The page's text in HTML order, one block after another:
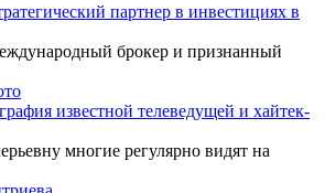
партнер в инвестициях в
брокер и признанный
известной телеведущей и хайтек-
многие регулярно видят на